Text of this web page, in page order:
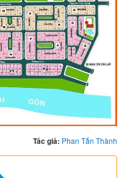
Tác giả: Phan Tấn Thành